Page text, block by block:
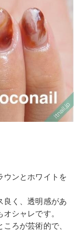
ウンとホワイトを
良く、透明感があ
シャレです。
ろが芸術的で、